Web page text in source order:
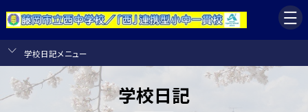
学校日記メニュー
学校日記